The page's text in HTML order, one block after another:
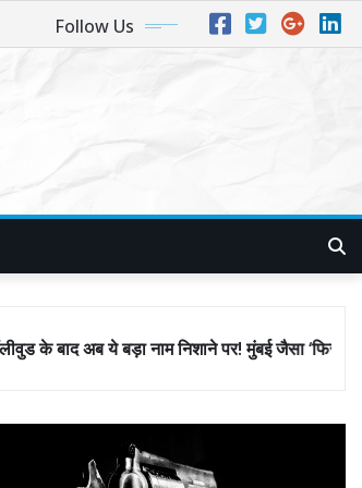
Follow Us
पर! मुंबई जैसा ‘फिरौती खेल’ अब दिल्ली-पंजाब में?